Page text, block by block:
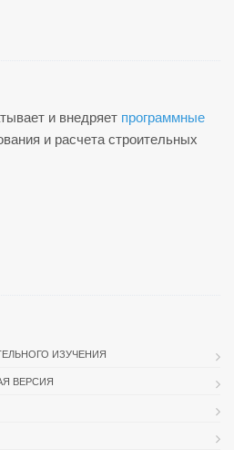
и внедряет программные
и расчета строительных
ИЗУЧЕНИЯ
ВЕРСИЯ